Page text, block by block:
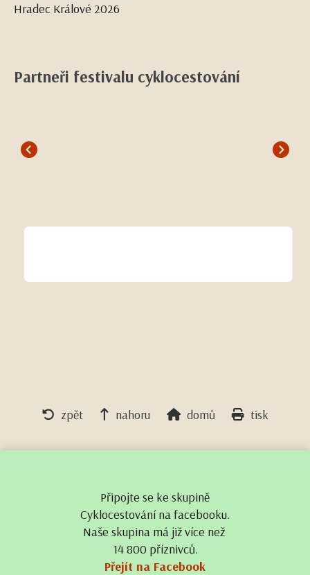
Hradec Králové 2026
Partneři festivalu cyklocestování
zpět nahoru domů tisk
Připojte se ke skupině
Cyklocestování na facebooku.
Naše skupina má již více než
14 800 příznivců.
Přejít na Facebook